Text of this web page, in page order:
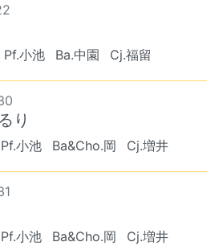
Pf.小池 Ba.中園 Cj.福留
り
Pf.小池 Ba&Cho.岡 Cj.増井
Pf.小池 Ba&Cho.岡 Cj.増井